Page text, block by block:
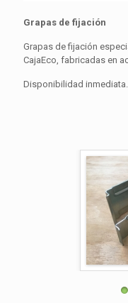
Grapas de fijación
Grapas de fijación
CajaEco, fabricadas en
Disponibilidad inmediata.